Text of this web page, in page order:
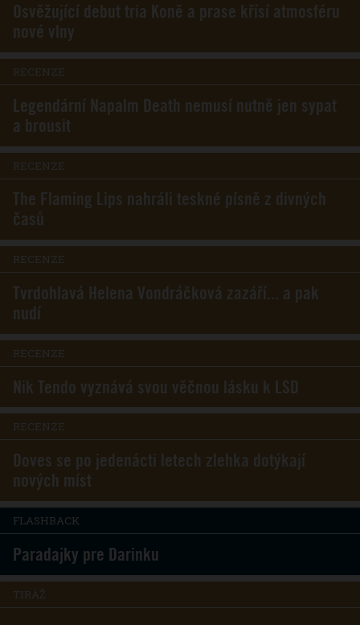
Osvěžující debut tria Koně a prase křísí atmosféru
nové vlny
RECENZE
Legendární Napalm Death nemusí nutně jen sypat
a brousit
RECENZE
The Flaming Lips nahráli teskné písně z divných
časů
RECENZE
Tvrdohlavá Helena Vondráčková zazáří... a pak
nudí
RECENZE
Nik Tendo vyznává svou věčnou lásku k LSD
RECENZE
Doves se po jedenácti letech zlehka dotýkají
nových míst
FLASHBACK
Paradajky pre Darinku
TIRÁŽ